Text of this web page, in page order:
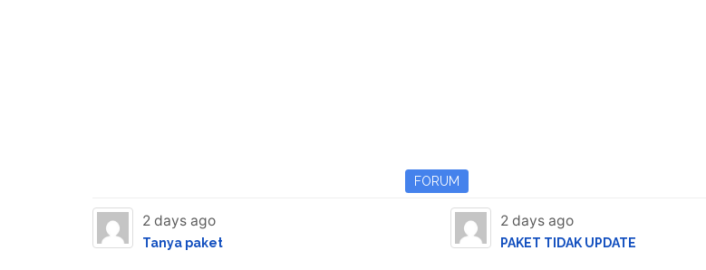
FORUM
2 days ago
Tanya paket
2 days ago
PAKET TIDAK UPDATE